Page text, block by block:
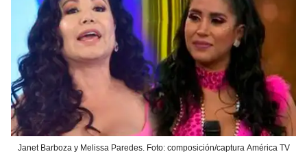
Janet Barboza y Melissa Paredes. Foto: composición/captura América TV